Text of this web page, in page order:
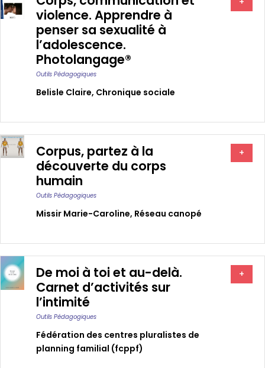
violence. Apprendre à
penser sa sexualité à
l’adolescence.
Photolangage®
Outils Pédagogiques
Belisle Claire, Chronique sociale
Corpus, partez à la
découverte du corps
humain
Outils Pédagogiques
Missir Marie-Caroline, Réseau canopé
+
De moi à toi et au-delà.
Carnet d’activités sur
l’intimité
Outils Pédagogiques
Fédération des centres pluralistes de
planning familial (fcppf)
+